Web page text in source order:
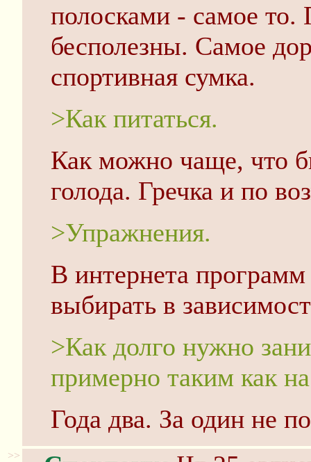
полосками - самое то.
бесполезны. Самое
спортивная сумка.
>Как питаться.
Как можно чаще, что
голода. Гречка и по
>Упражнения.
В интернета
выбирать в
>Как долго нужно
примерно таким как
Года два. За один не
>>